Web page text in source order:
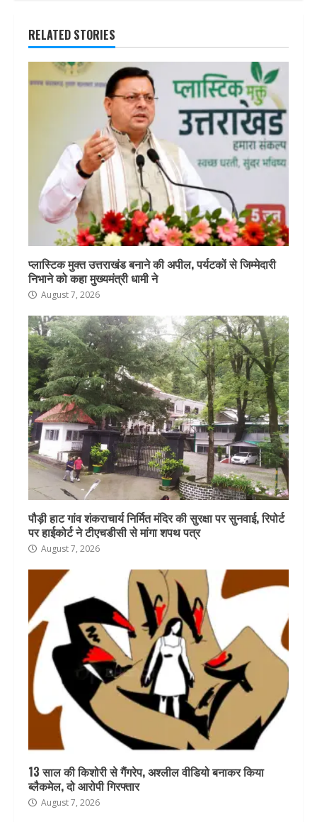
RELATED STORIES
प्लास्टिक मुक्त उत्तराखंड बनाने की अपील, पर्यटकों से जिम्मेदारी
निभाने को कहा मुख्यमंत्री धामी ने
August 7, 2026
पौड़ी हाट गांव शंकराचार्य निर्मित मंदिर की सुरक्षा पर सुनवाई, रिपोर्ट
पर हाईकोर्ट ने टीएचडीसी से मांगा शपथ पत्र
August 7, 2026
13 साल की किशोरी से गैंगरेप, अश्लील वीडियो बनाकर किया
ब्लैकमेल, दो आरोपी गिरफ्तार
August 7, 2026